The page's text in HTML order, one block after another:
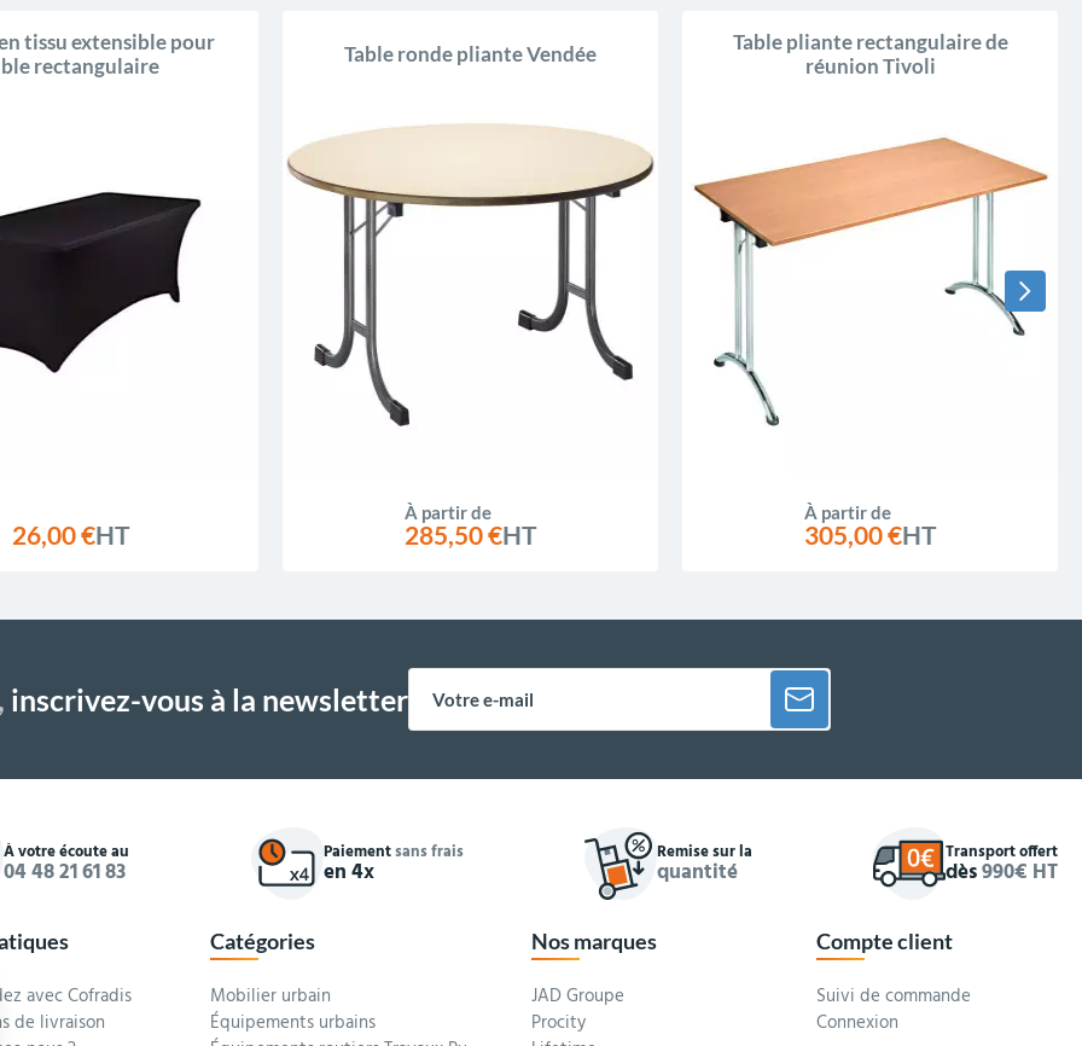
tissu extensible pour
rectangulaire
26,00 €HT
Table ronde pliante Vendée
À partir de
285,50 €HT
Table pliante rectangulaire de
réunion Tivoli
À partir de
305,00 €HT
inscrivez-vous à la newsletter
À votre écoute au
04 48 21 61 83
Paiementsans frais
en 4x
Remise sur la
quantité
Transport offert
dès990€ HT
avec Cofradis
de livraison
Catégories
Mobilier urbain
Équipements urbains
Nos marques
JAD Groupe
Procity
Compte client
Suivi de commande
Connexion